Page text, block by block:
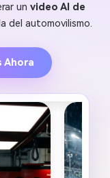
un video AI de
del automovilismo.
Ahora